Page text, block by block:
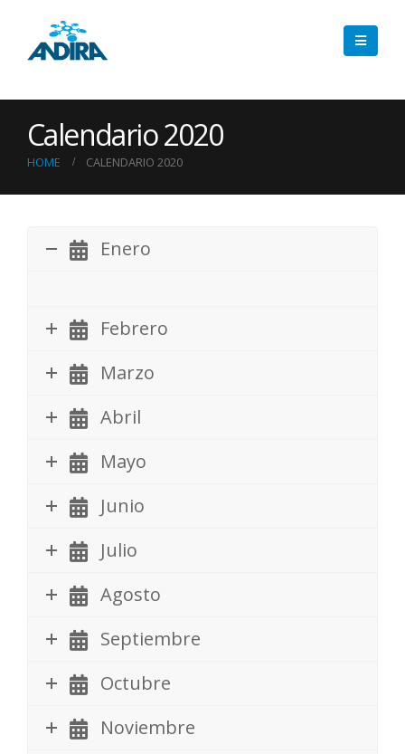
Calendario 2020
HOME CALENDARIO 2020
Enero
Febrero
Marzo
Abril
Mayo
Junio
Julio
Agosto
Septiembre
Octubre
Noviembre